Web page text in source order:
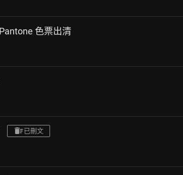
色票出清
已刪文